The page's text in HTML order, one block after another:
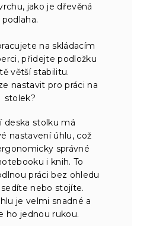
jako je dřevěná
podlaha.
na skládacím
přidejte podložku
větší stabilitu.
nastavit pro práci na
stolek?
deska stolku má
nastavení úhlu, což
správné
i knih. To
práci bez ohledu
nebo stojíte.
je velmi snadné a
ho jednou rukou.